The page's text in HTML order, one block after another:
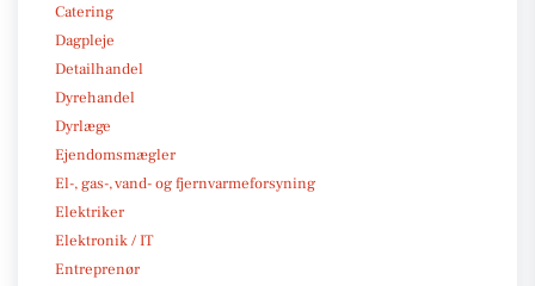
Catering
Dagpleje
Detailhandel
Dyrehandel
Dyrlæge
Ejendomsmægler
El-, gas-, vand- og fjernvarmeforsyning
Elektriker
Elektronik / IT
Entreprenør